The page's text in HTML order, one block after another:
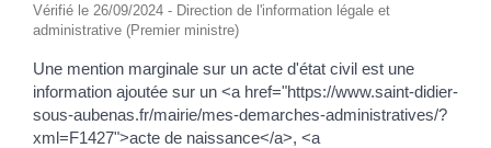
Vérifié le 26/09/2024 - Direction de l'information légale et
administrative (Premier ministre)
Une mention marginale sur un acte d'état civil est une
information ajoutée sur un <a href="https://www.saint-didier-
sous-aubenas.fr/mairie/mes-demarches-administratives/?
xml=F1427">acte de naissance</a>, <a